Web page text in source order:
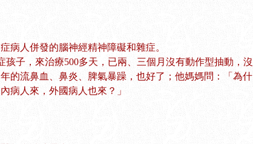
病人併發的腦神經精神障礙和雜症。
孩子，來治療500多天，已兩、三個月沒有動作型抽動，沒
的流鼻血、鼻炎、脾氣暴躁，也好了；他媽媽問：「為什
病人來，外國病人也來？」